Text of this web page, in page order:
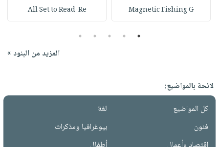
Magnetic Fishing G
All Set to Read-Re
1
2
3
4
5
المزيد من البنود »
لائحة بالمواضيع:
كل المواضيع
لغة
فنون
بيوغرافيا ومذكرات